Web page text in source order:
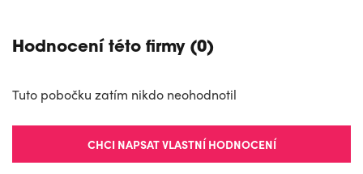
Hodnocení této firmy (0)
Tuto pobočku zatím nikdo neohodnotil
CHCI NAPSAT VLASTNÍ HODNOCENÍ